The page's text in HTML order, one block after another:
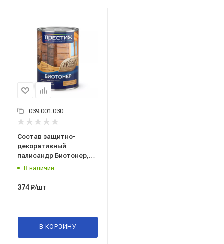
039.001.030
Состав защитно-
декоративный
палисандр Биотонер,
0,9 л, Престиж,
В наличии
374₽/шт
В КОРЗИНУ